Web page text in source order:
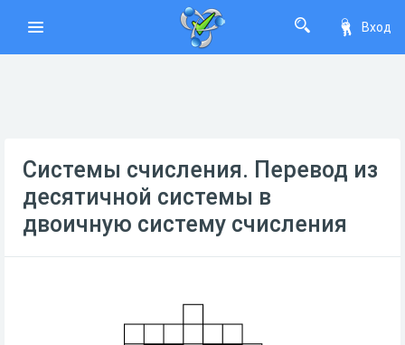
Вход
Системы счисления. Перевод из
десятичной системы в
двоичную систему счисления